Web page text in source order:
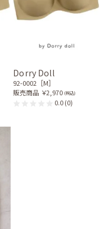
Dorry Doll
92-0002［M］
販売商品 ￥2,970 (税込)
0.0(0)